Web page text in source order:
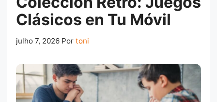
Clásicos en Tu Móvil
julho 7, 2026 Por toni